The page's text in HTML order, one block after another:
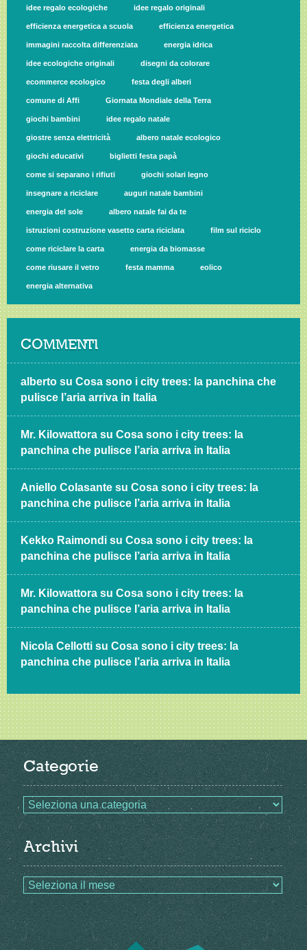
idee regalo ecologiche idee regalo originali
efficienza energetica a scuola efficienza energetica
immagini raccolta differenziata energia idrica
idee ecologiche originali disegni da colorare
ecommerce ecologico festa degli alberi
comune di Affi Giornata Mondiale della Terra
giochi bambini idee regalo natale
giostre senza elettricità albero natale ecologico
giochi educativi biglietti festa papà
come si separano i rifiuti giochi solari legno
insegnare a riciclare auguri natale bambini
energia del sole albero natale fai da te
istruzioni costruzione vasetto carta riciclata film sul riciclo
come riciclare la carta energia da biomasse
come riusare il vetro festa mamma eolico
energia alternativa
COMMENTI
alberto su Cosa sono i city trees: la panchina che
pulisce l’aria arriva in Italia
Mr. Kilowattora su Cosa sono i city trees: la
panchina che pulisce l’aria arriva in Italia
Aniello Colasante su Cosa sono i city trees: la
panchina che pulisce l’aria arriva in Italia
Kekko Raimondi su Cosa sono i city trees: la
panchina che pulisce l’aria arriva in Italia
Mr. Kilowattora su Cosa sono i city trees: la
panchina che pulisce l’aria arriva in Italia
Nicola Cellotti su Cosa sono i city trees: la
panchina che pulisce l’aria arriva in Italia
Categorie
Archivi